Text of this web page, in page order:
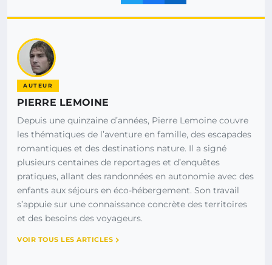
AUTEUR
PIERRE LEMOINE
Depuis une quinzaine d’années, Pierre Lemoine couvre
les thématiques de l’aventure en famille, des escapades
romantiques et des destinations nature. Il a signé
plusieurs centaines de reportages et d’enquêtes
pratiques, allant des randonnées en autonomie avec des
enfants aux séjours en éco-hébergement. Son travail
s’appuie sur une connaissance concrète des territoires
et des besoins des voyageurs.
VOIR TOUS LES ARTICLES